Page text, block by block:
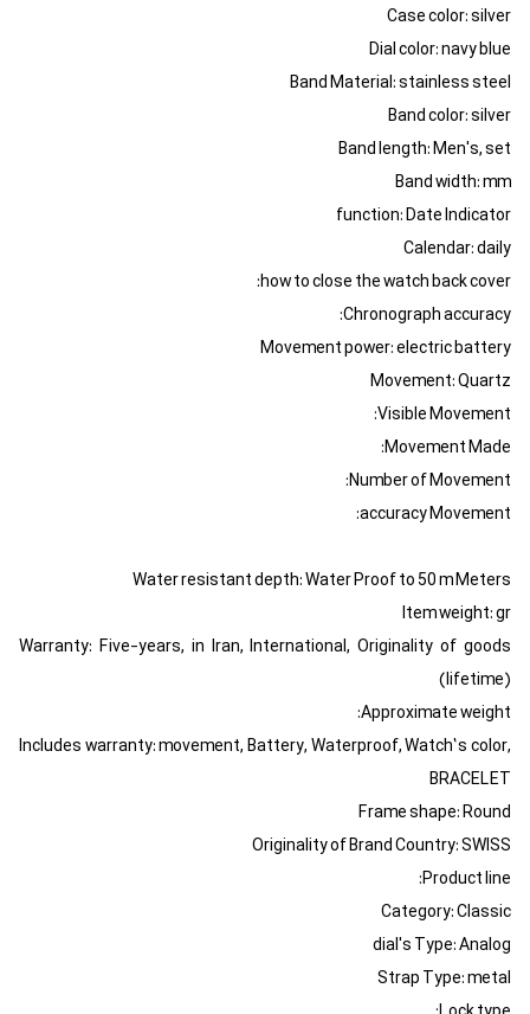
Case color: silver
Dial color: navy blue
Band Material: stainless steel
Band color: silver
Band length: Men's, set
Band width: mm
function: Date Indicator
Calendar: daily
how to close the watch back cover:
Chronograph accuracy:
Movement power: electric battery
Movement: Quartz
Visible Movement:
Movement Made:
Number of Movement:
accuracy Movement:
Water resistant depth: Water Proof to 50 m Meters
Item weight: gr
Warranty: Five-years, in Iran, International, Originality of goods
(lifetime)
Approximate weight:
Includes warranty: movement, Battery, Waterproof, Watch’s color,
BRACELET
Frame shape: Round
Originality of Brand Country: SWISS
Product line:
Category: Classic
dial's Type: Analog
Strap Type: metal